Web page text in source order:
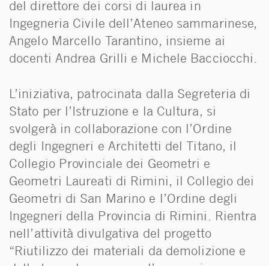
del direttore dei corsi di laurea in
Ingegneria Civile dell’Ateneo sammarinese,
Angelo Marcello Tarantino, insieme ai
docenti Andrea Grilli e Michele Bacciocchi.
L’iniziativa, patrocinata dalla Segreteria di
Stato per l’Istruzione e la Cultura, si
svolgerà in collaborazione con l’Ordine
degli Ingegneri e Architetti del Titano, il
Collegio Provinciale dei Geometri e
Geometri Laureati di Rimini, il Collegio dei
Geometri di San Marino e l’Ordine degli
Ingegneri della Provincia di Rimini. Rientra
nell’attività divulgativa del progetto
“Riutilizzo dei materiali da demolizione e